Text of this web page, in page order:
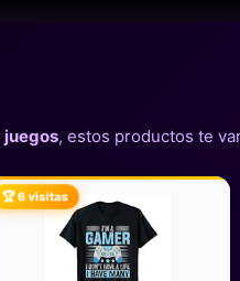
juegos, estos productos te
🏆 6 visitas